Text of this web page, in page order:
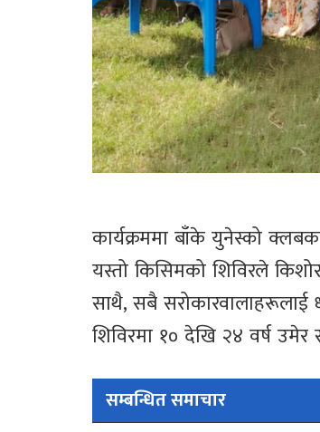
कार्यक्रममा बाँके युनेस्को
यस्तो किसिमको शिविरले
साथै, सबै सरोकारवालाहरूलाई
शिविरमा १० देखि २४ वर्ष
सम्बन्धित समाचार